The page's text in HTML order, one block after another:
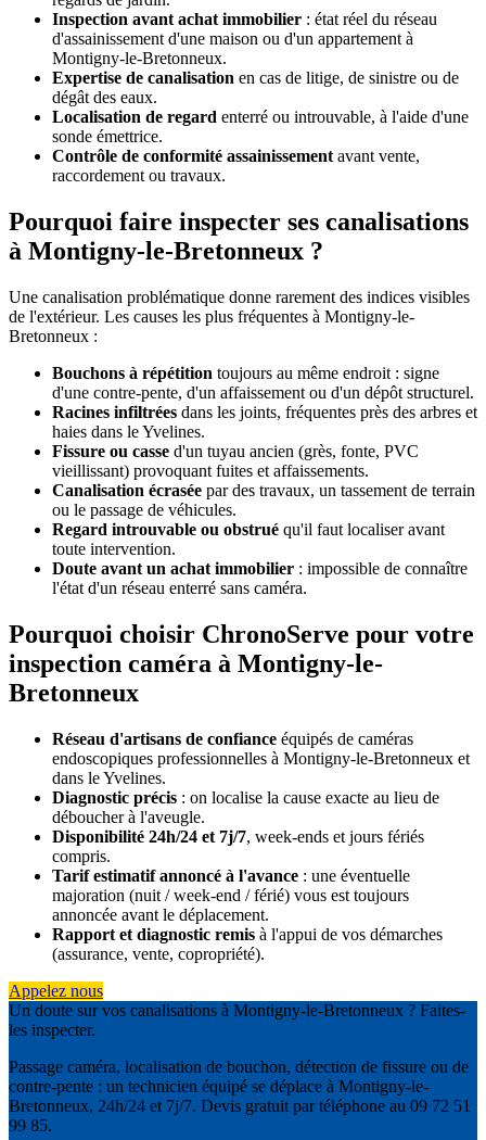
Inspection avant achat immobilier : état réel du réseau
d'assainissement d'une maison ou d'un appartement à
Montigny-le-Bretonneux.
Expertise de canalisation en cas de litige, de sinistre ou de
dégât des eaux.
Localisation de regard enterré ou introuvable, à l'aide d'une
sonde émettrice.
Contrôle de conformité assainissement avant vente,
raccordement ou travaux.
Pourquoi faire inspecter ses canalisations
à Montigny-le-Bretonneux ?
Une canalisation problématique donne rarement des indices visibles
de l'extérieur. Les causes les plus fréquentes à Montigny-le-
Bretonneux :
Bouchons à répétition toujours au même endroit : signe
d'une contre-pente, d'un affaissement ou d'un dépôt structurel.
Racines infiltrées dans les joints, fréquentes près des arbres et
haies dans le Yvelines.
Fissure ou casse d'un tuyau ancien (grès, fonte, PVC
vieillissant) provoquant fuites et affaissements.
Canalisation écrasée par des travaux, un tassement de terrain
ou le passage de véhicules.
Regard introuvable ou obstrué qu'il faut localiser avant
toute intervention.
Doute avant un achat immobilier : impossible de connaître
l'état d'un réseau enterré sans caméra.
Pourquoi choisir ChronoServe pour votre
inspection caméra à Montigny-le-
Bretonneux
Réseau d'artisans de confiance équipés de caméras
endoscopiques professionnelles à Montigny-le-Bretonneux et
dans le Yvelines.
Diagnostic précis : on localise la cause exacte au lieu de
déboucher à l'aveugle.
Disponibilité 24h/24 et 7j/7, week-ends et jours fériés
compris.
Tarif estimatif annoncé à l'avance : une éventuelle
majoration (nuit / week-end / férié) vous est toujours
annoncée avant le déplacement.
Rapport et diagnostic remis à l'appui de vos démarches
(assurance, vente, copropriété).
Appelez nous
Un doute sur vos canalisations à Montigny-le-Bretonneux ? Faites-
les inspecter.
Passage caméra, localisation de bouchon, détection de fissure ou de
contre-pente : un technicien équipé se déplace à Montigny-le-
Bretonneux, 24h/24 et 7j/7. Devis gratuit par téléphone au 09 72 51
99 85.